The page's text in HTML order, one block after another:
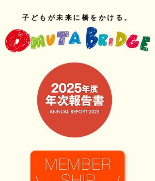
子どもが未来に橋をかける。